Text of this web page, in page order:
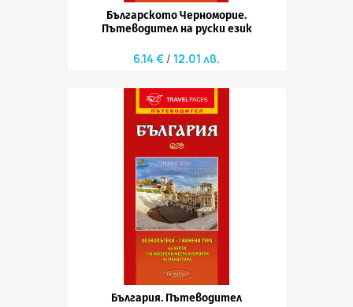
Българското Черноморие.
Пътеводител на руски език
6.14 € 12.01 лв.
България. Пътеводител